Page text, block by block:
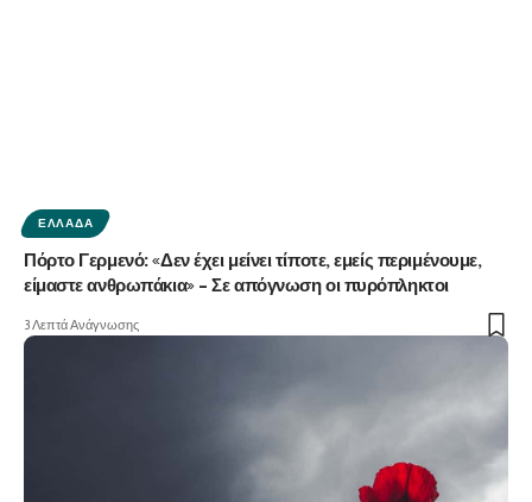
ΕΛΛΆΔΑ
Πόρτο Γερμενό: «Δεν έχει μείνει τίποτε, εμείς περιμένουμε,
είμαστε ανθρωπάκια» – Σε απόγνωση οι πυρόπληκτοι
3 Λεπτά Ανάγνωσης